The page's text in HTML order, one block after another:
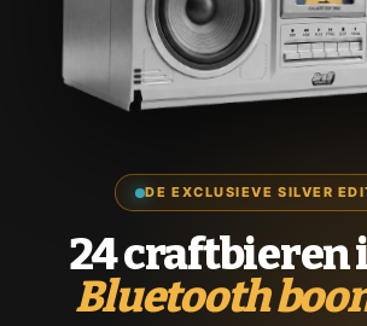
DE EXCLUSIEVE SILVER
24 craftbieren
Bluetooth